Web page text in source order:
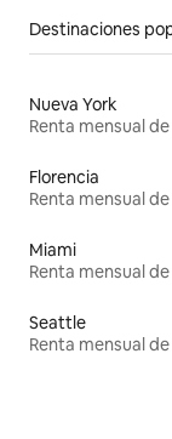
Destinaciones
Nueva York
Florencia
Miami
Seattle